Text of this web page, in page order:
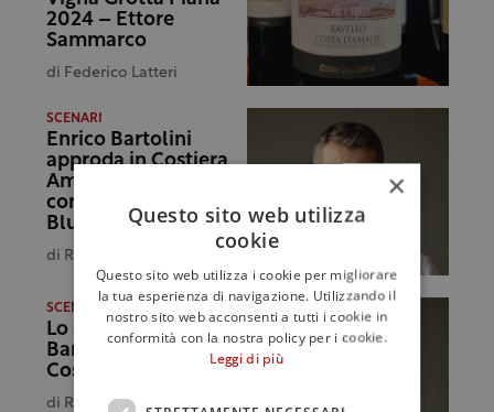
2024 – Ettore
Sammarco
di Federico Latteri
SCENARI
Enrico Bartolini
approda in Costiera
Amalfitana: accordo
con “Ristorante
Bluh” e “Acquarasa”
di Redazione
SCENARI
Lo chef pluristellato
Bartolini “sbarca” in
Costiera amalfitana
di Redazione
×
Questo sito web utilizza
cookie
Questo sito web utilizza i cookie per migliorare
la tua esperienza di navigazione. Utilizzando il
nostro sito web acconsenti a tutti i cookie in
conformità con la nostra policy per i cookie.
Leggi di più